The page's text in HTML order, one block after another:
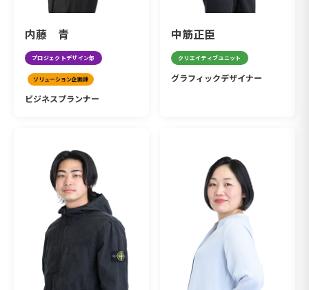
内藤 青
プロジェクトデザイン部
ソリューション企画課
ビジネスプランナー
中筋正臣
クリエイティブユニット
グラフィックデザイナー